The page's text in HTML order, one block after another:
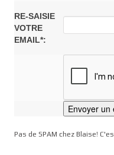
RE-SAISIE
VOTRE
EMAIL*:
Pas de SPAM chez Blaise!